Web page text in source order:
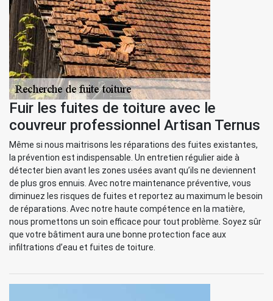
Fuir les fuites de toiture avec le
couvreur professionnel Artisan Ternus
Même si nous maitrisons les réparations des fuites existantes,
la prévention est indispensable. Un entretien régulier aide à
détecter bien avant les zones usées avant qu’ils ne deviennent
de plus gros ennuis. Avec notre maintenance préventive, vous
diminuez les risques de fuites et reportez au maximum le besoin
de réparations. Avec notre haute compétence en la matière,
nous promettons un soin efficace pour tout problème. Soyez sûr
que votre bâtiment aura une bonne protection face aux
infiltrations d’eau et fuites de toiture.